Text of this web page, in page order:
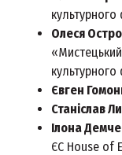
Олеся
Євген
Станіслав
Ілона
ЄС House of